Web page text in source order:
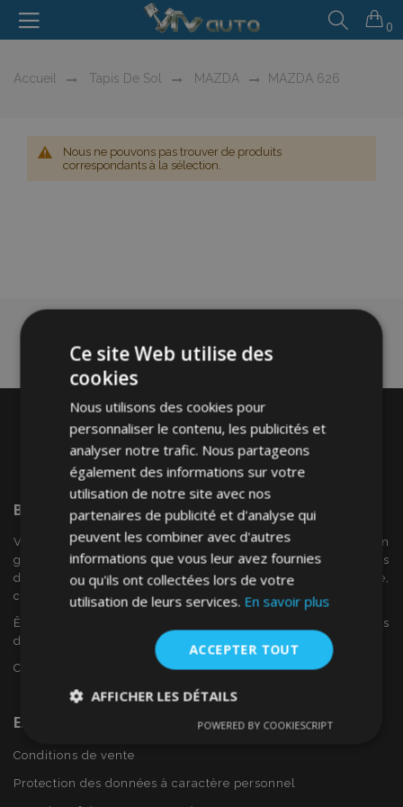
0
Accueil Tapis De Sol MAZDA MAZDA 626
Nous ne pouvons pas trouver de produits
correspondants à la sélection.
Bienvenue SurVTVAuto
VTV voiture est un détaillant européen et fournisseur en
gros d'accessoires automobiles tels que:. les enjoliveurs, les
déflecteurs de vent, housses de siège, tapis de voiture,
couvertures de chrome et cadres ...
Êtes-vous intéressé par dropshipping ou voulez-vous
devenir notre partenaire?
Contactez-nous dès aujourd'hui!
En Savoir Plus Sur VTVAuto
Conditions de vente
Protection des données à caractère personnel
Ce site Web utilise des
cookies
Nous utilisons des cookies pour
personnaliser le contenu, les publicités et
analyser notre trafic. Nous partageons
également des informations sur votre
utilisation de notre site avec nos
partenaires de publicité et d'analyse qui
peuvent les combiner avec d'autres
informations que vous leur avez fournies
ou qu'ils ont collectées lors de votre
utilisation de leurs services. En savoir plus
ACCEPTER TOUT
AFFICHER LES DÉTAILS
nécessaires
Performance Ciblage
POWERED BY COOKIESCRIPT